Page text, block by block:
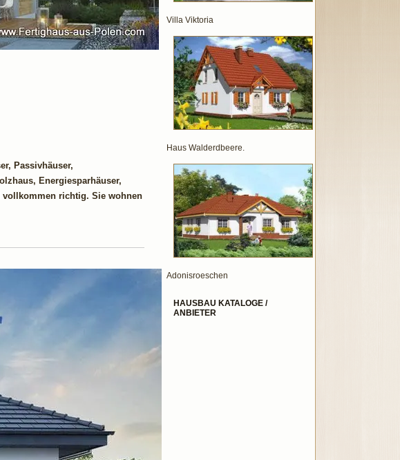
Passivhäuser,
Energiesparhäuser,
vollkommen richtig. Sie wohnen
Villa Viktoria
Haus Walderdbeere.
Adonisroeschen
HAUSBAU KATALOGE /
ANBIETER